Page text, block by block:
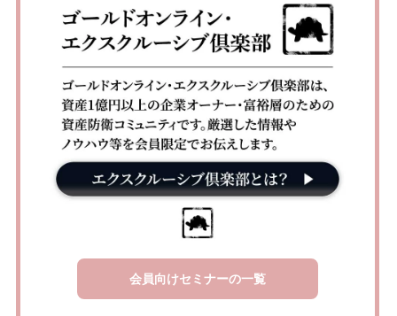
会員向けセミナーの一覧